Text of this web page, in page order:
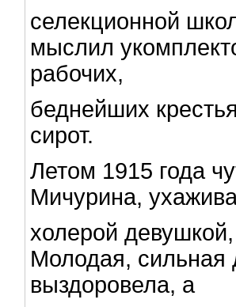
селекционной
мыслил
рабочих,
беднейших
сирот.
Летом 1915 года
Мичурина,
холерой
Молодая, сильная
выздоровела, а